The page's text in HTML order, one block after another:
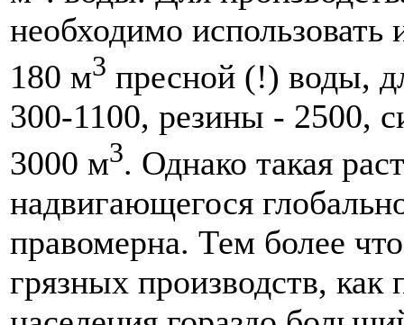
необходимо использовать
180 м3 пресной (!) воды,
300-1100, резины - 2500,
3000 м3. Однако такая
надвигающегося
правомерна. Тем более
грязных производств,